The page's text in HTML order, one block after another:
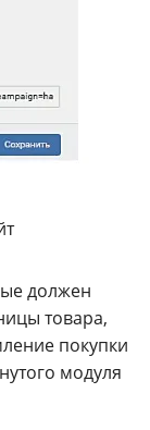
должен
товара,
покупки
модуля